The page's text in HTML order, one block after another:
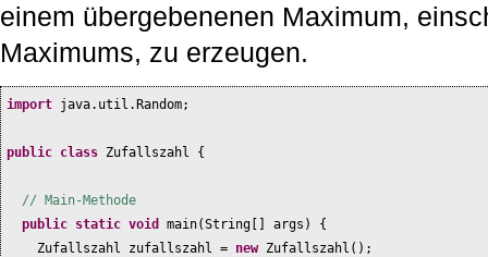
einem übergebenenen Maximum,
Maximums, zu erzeugen.
import java.util.Random;
public class Zufallszahl {
// Main-Methode
public static void main(String args ) {
Zufallszahl zufallszahl = new Zufallszahl () ;